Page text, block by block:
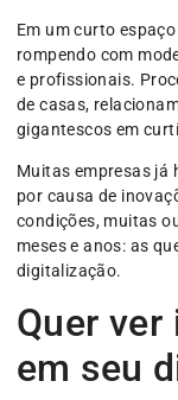
Em um curto
rompendo com
e profissionais.
de casas,
gigantescos em
Muitas empresas já
por causa de
condições, muitas
meses e anos: as
digitalização.
Quer
em seu